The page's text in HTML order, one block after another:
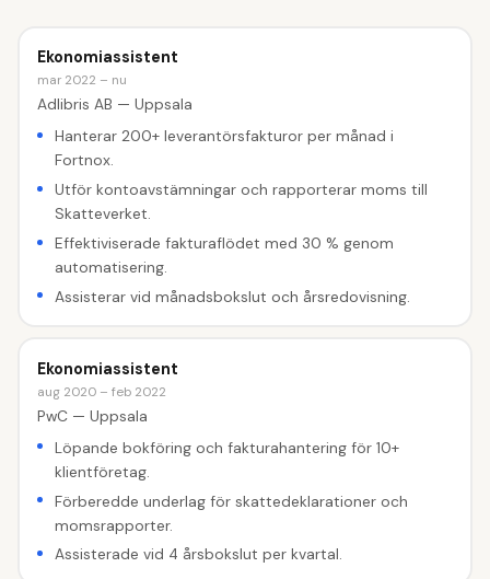
Ekonomiassistent
mar 2022 – nu
Adlibris AB — Uppsala
Hanterar 200+ leverantörsfakturor per månad i
Fortnox.
Utför kontoavstämningar och rapporterar moms till
Skatteverket.
Effektiviserade fakturaflödet med 30 % genom
automatisering.
Assisterar vid månadsbokslut och årsredovisning.
Ekonomiassistent
aug 2020 – feb 2022
PwC — Uppsala
Löpande bokföring och fakturahantering för 10+
klientföretag.
Förberedde underlag för skattedeklarationer och
momsrapporter.
Assisterade vid 4 årsbokslut per kvartal.